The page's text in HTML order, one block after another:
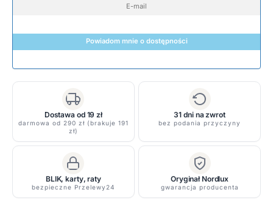
Powiadom mnie o dostępności
Dostawa od 19 zł
darmowa od 290 zł (brakuje 191
zł)
31 dni na zwrot
bez podania przyczyny
BLIK, karty, raty
bezpieczne Przelewy24
Oryginał Nordlux
gwarancja producenta